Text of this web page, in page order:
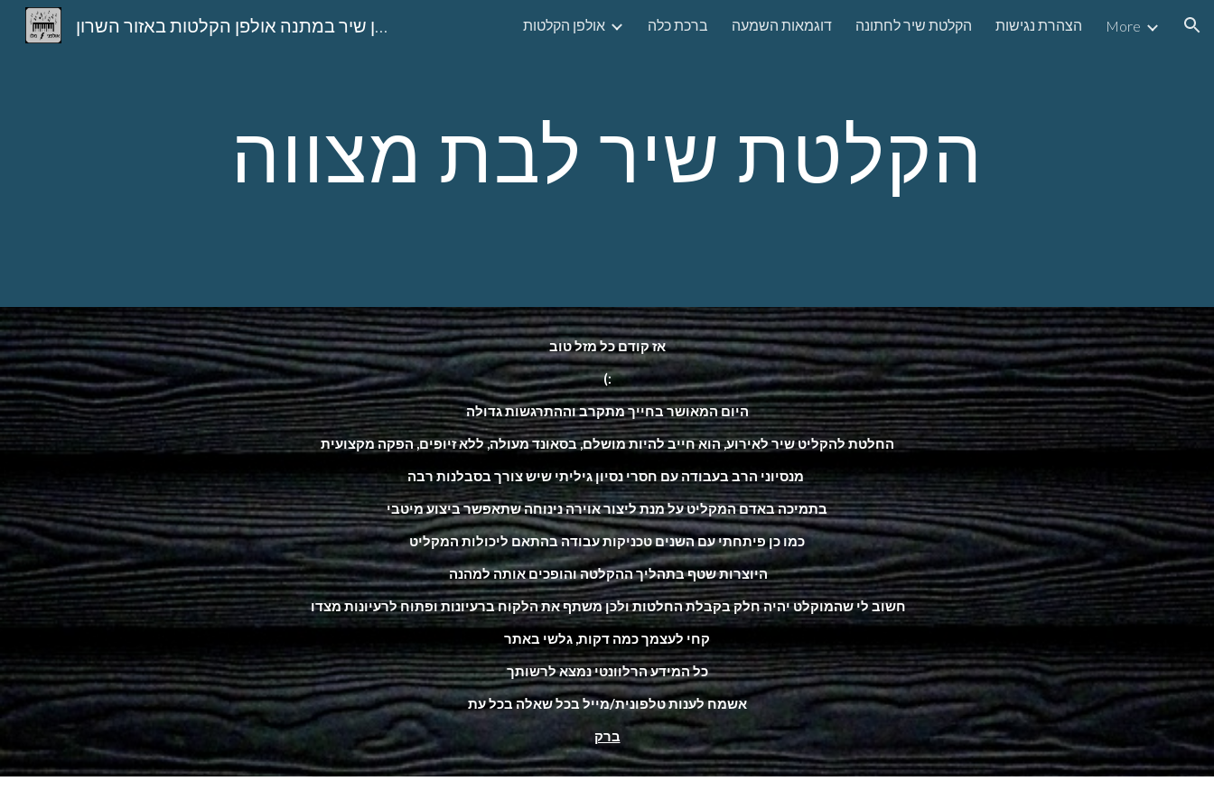
Skip to navigation אולפני מלו אולפן הקלטות בהוד השרון הקלטת שיר לבת מצווה הקלטת שיר לבר מצווה הקלטת שיר באולפן שיר במתנה אולפן הקלטות באזור השרון אולפן הקלטות ברכת כלה דוגמאות השמעה הקלטת שיר לחתונה הצהרת נגישות More
הקלטת שיר לבת מצווה
אז קודם כל מזל טוב
(:
היום המאושר בחייך מתקרב וההתרגשות גדולה
החלטת להקליט שיר לאירוע, הוא חייב להיות מושלם, בסאונד מעולה, ללא זיופים, הפקה מקצועית
מנסיוני הרב בעבודה עם חסרי נסיון גיליתי שיש צורך בסבלנות רבה
בתמיכה באדם המקליט על מנת ליצור אוירה נינוחה שתאפשר ביצוע מיטבי
כמו כן פיתחתי עם השנים טכניקות עבודה בהתאם ליכולות המקליט
היוצרות שטף בתהליך ההקלטה והופכים אותה למהנה
חשוב לי שהמוקלט יהיה חלק בקבלת החלטות ולכן משתף את הלקוח ברעיונות ופתוח לרעיונות מצדו
קחי לעצמך כמה דקות, גלשי באתר
כל המידע הרלוונטי נמצא לרשותך
אשמח לענות טלפונית/מייל בכל שאלה בכל עת
ברק